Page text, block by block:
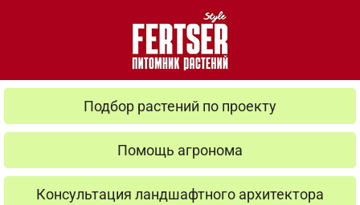
Подбор растений по проекту
Помощь агронома
Консультация ландшафтного архитектора